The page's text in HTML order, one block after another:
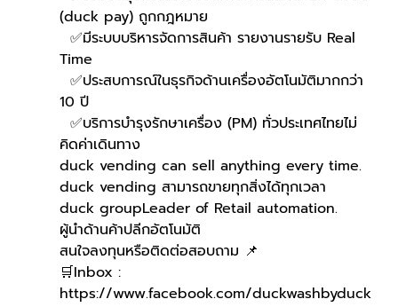
(duck pay) ถูกกฎหมาย
Time
10 ปี
คิดค่าเดินทาง
duck vending can sell anything every time.
duck vending สามารถขายทุกสิ่งได้ทุกเวลา
duck groupLeader of Retail automation.
ผู้นำด้านค้าปลีกอัตโนมัติ
สนใจลงทุนหรือติดต่อสอบถาม 📌
🛒Inbox :
https://www.facebook.com/duckwashbyduck